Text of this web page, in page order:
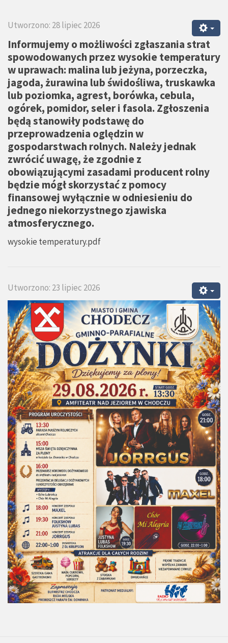
Utworzono: 28 lipiec 2026
Informujemy o możliwości zgłaszania strat
spowodowanych przez wysokie temperatury
w uprawach: malina lub jeżyna, porzeczka,
jagoda, żurawina lub świdośliwa, truskawka
lub poziomka, agrest, borówka, cebula,
ogórek, pomidor, seler i fasola. Zgłoszenia
będą stanowiły podstawę do
przeprowadzenia oględzin w
gospodarstwach rolnych. Należy jednak
zwrócić uwagę, że zgodnie z
obowiązującymi zasadami producent rolny
będzie mógł skorzystać z pomocy
finansowej wyłącznie w odniesieniu do
jednego niekorzystnego zjawiska
atmosferycznego.
wysokie temperatury.pdf
Utworzono: 23 lipiec 2026